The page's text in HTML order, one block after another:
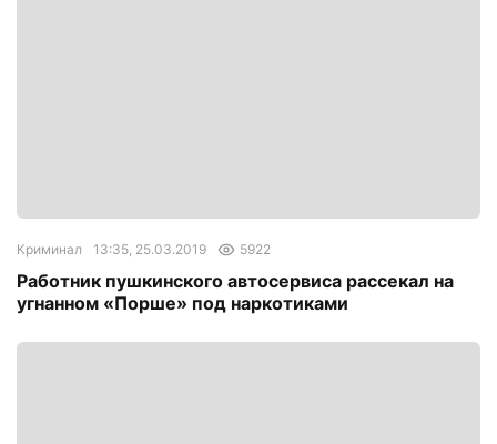
Криминал 13:35, 25.03.2019 5922
Работник пушкинского автосервиса рассекал на
угнанном «Порше» под наркотиками